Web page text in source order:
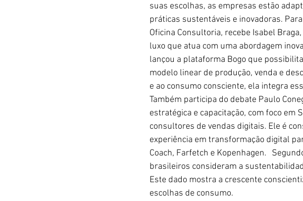
suas escolhas, as empresas estão
práticas sustentáveis e inovadoras.
Oficina Consultoria, recebe Isabel
luxo que atua com uma abordagem
lançou a plataforma Bogo que
modelo linear de produção, venda e
e ao consumo consciente, ela integra
Também participa do debate Paulo
estratégica e capacitação, com foco em
consultores de vendas digitais. Ele é
experiência em transformação digital
Coach, Farfetch e Kopenhagen.
brasileiros consideram a
Este dado mostra a crescente
escolhas de consumo.